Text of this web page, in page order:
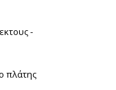
-
πλάτης